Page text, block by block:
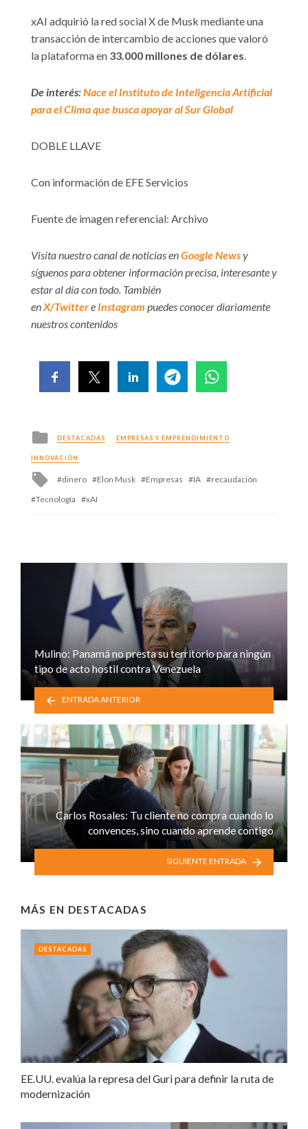
xAI adquirió la red social X de Musk mediante una
transacción de intercambio de acciones que valoró
la plataforma en 33.000 millones de dólares.
De interés:Nace el Instituto de Inteligencia Artificial
para el Clima que busca apoyar al Sur Global
DOBLE LLAVE
Con información de EFE Servicios
Fuente de imagen referencial: Archivo
Visita nuestro canal de noticias enGoogle Newsy
síguenos para obtener información precisa, interesante y
estar al día con todo. También
enX/Twittere Instagram puedes conocer diariamente
nuestros contenidos
Posted
in
DESTACADAS EMPRESAS Y EMPRENDIMIENTO
INNOVACIÓN
Tagged
dinero Elon Musk Empresas IA
recaudación
Tecnología
xAI
Mulino: Panamá no presta su territorio para ningún
tipo de acto hostil contra Venezuela
ENTRADA ANTERIOR
Carlos Rosales: Tu cliente no compra cuando lo
convences, sino cuando aprende contigo
SIGUIENTE ENTRADA
MÁS EN DESTACADAS
EE.UU. evalúa la represa del Guri para definir la ruta de
modernización
DESTACADAS